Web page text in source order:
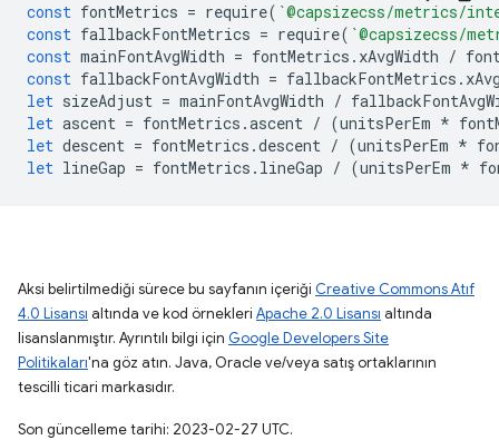
const fontMetrics = require( `@capsizecss/metrics/
const fallbackFontMetrics = require( `@capsizecss/
const mainFontAvgWidth = fontMetrics . xAvgWidth /
const fallbackFontAvgWidth = fallbackFontMetrics .
let sizeAdjust = mainFontAvgWidth /
let ascent = fontMetrics .ascent / (unitsPerEm *
let descent = fontMetrics .descent / (unitsPerEm *
let lineGap = fontMetrics . lineGap / (unitsPerEm *
Aksi belirtilmediği sürece bu sayfanın içeriği Creative Commons Atıf
4.0 Lisansı altında ve kod örnekleri Apache 2.0 Lisansı altında
lisanslanmıştır. Ayrıntılı bilgi için Google Developers Site
Politikaları'na göz atın. Java, Oracle ve/veya satış ortaklarının
tescilli ticari markasıdır.
Son güncelleme tarihi: 2023-02-27 UTC.